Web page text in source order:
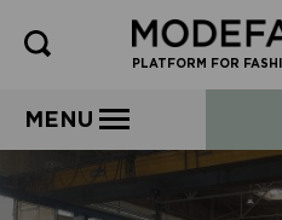
PLATFORM FOR
MENU